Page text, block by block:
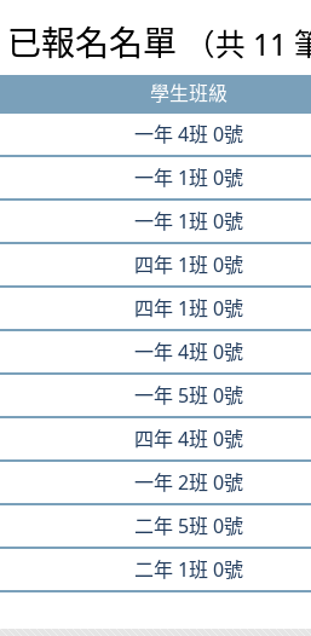
已報名名單 （共 11
學生班級
一年 4班 0號
一年 1班 0號
一年 1班 0號
四年 1班 0號
四年 1班 0號
一年 4班 0號
一年 5班 0號
四年 4班 0號
一年 2班 0號
二年 5班 0號
二年 1班 0號